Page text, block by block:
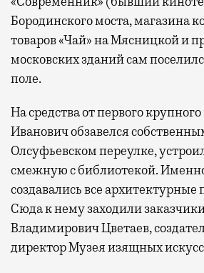
Бородинского моста, магазина
товаров «Чай» на Мясницкой и
московских зданий сам
поле.
На средства от первого
Иванович обзавелся
Олсуфьевском переулке,
смежную с библиотекой. Именно
создавались все
Сюда к нему заходили
Владимирович Цветаев,
директор Музея изящных